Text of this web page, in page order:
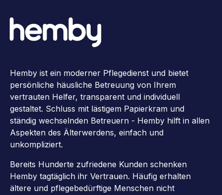
Hemby ist ein moderner Pflegedienst und bietet
persönliche häusliche Betreuung von Ihrem
vertrauten Helfer, transparent und individuell
gestaltet. Schluss mit lästigem Papierkram und
ständig wechselnden Betreuern - Hemby hilft in allen
Aspekten des Älterwerdens, einfach und
unkompliziert.
Bereits Hunderte zufriedene Kunden schenken
Hemby tagtäglich ihr Vertrauen. Häufig erhalten
ältere und pflegebedürftige Menschen nicht